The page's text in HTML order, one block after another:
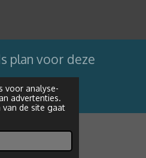
voor analyse-
advertenties.
van de site gaat
plan voor deze